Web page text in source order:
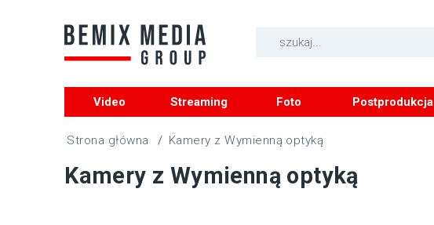
Video Streaming Foto Postprodukcja
/ Kamery z Wymienną optyką
Kamery z Wymienną optyką